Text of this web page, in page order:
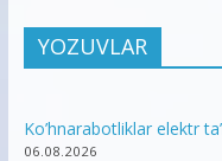
YOZUVLAR
Ko’hnarabotliklar elektr
06.08.2026